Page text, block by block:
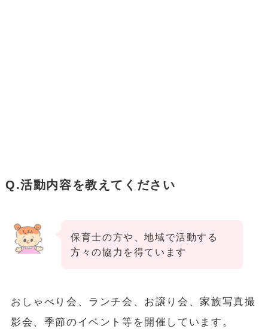
Q.活動内容を教えてください
保育士の方や、地域で活動する
方々の協力を得ています
おしゃべり会、ランチ会、お譲り会、家族写真撮
影会、季節のイベント等を開催しています。